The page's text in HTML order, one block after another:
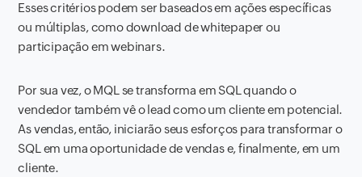
Esses critérios podem ser baseados em ações específicas
ou múltiplas, como download de whitepaper ou
participação em webinars.
Por sua vez, o MQL se transforma em SQL quando o
vendedor também vê o lead como um cliente em potencial.
As vendas, então, iniciarão seus esforços para transformar o
SQL em uma oportunidade de vendas e, finalmente, em um
cliente.